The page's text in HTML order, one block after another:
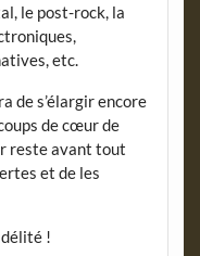
le post-rock, la
etc.
de s’élargir encore
de cœur de
reste avant tout
et de les
!